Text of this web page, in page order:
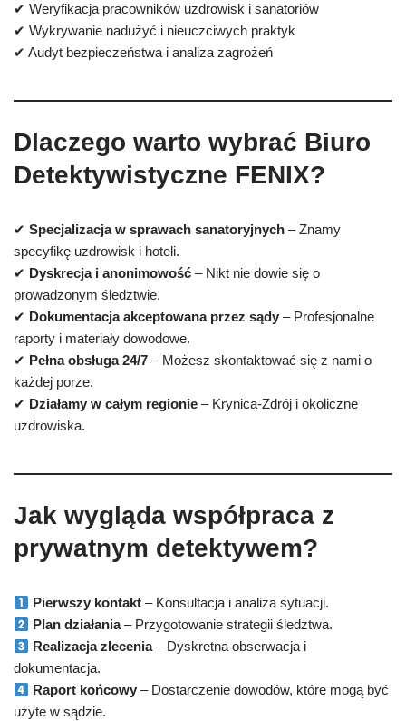
✔ Weryfikacja pracowników uzdrowisk i sanatoriów
✔ Wykrywanie nadużyć i nieuczciwych praktyk
✔ Audyt bezpieczeństwa i analiza zagrożeń
Dlaczego warto wybrać Biuro
Detektywistyczne FENIX?
✔ Specjalizacja w sprawach sanatoryjnych – Znamy
specyfikę uzdrowisk i hoteli.
✔ Dyskrecja i anonimowość – Nikt nie dowie się o
prowadzonym śledztwie.
✔ Dokumentacja akceptowana przez sądy – Profesjonalne
raporty i materiały dowodowe.
✔ Pełna obsługa 24/7 – Możesz skontaktować się z nami o
każdej porze.
✔ Działamy w całym regionie – Krynica-Zdrój i okoliczne
uzdrowiska.
Jak wygląda współpraca z
prywatnym detektywem?
Pierwszy kontakt – Konsultacja i analiza sytuacji.
Plan działania– Przygotowanie strategii śledztwa.
Realizacja zlecenia– Dyskretna obserwacja i
dokumentacja.
Raport końcowy – Dostarczenie dowodów, które mogą być
użyte w sądzie.